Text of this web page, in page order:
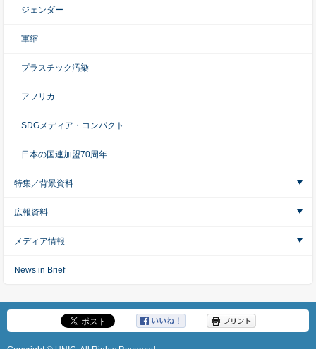
ジェンダー
軍縮
プラスチック汚染
アフリカ
SDGメディア・コンパクト
日本の国連加盟70周年
特集／背景資料
広報資料
メディア情報
News in Brief